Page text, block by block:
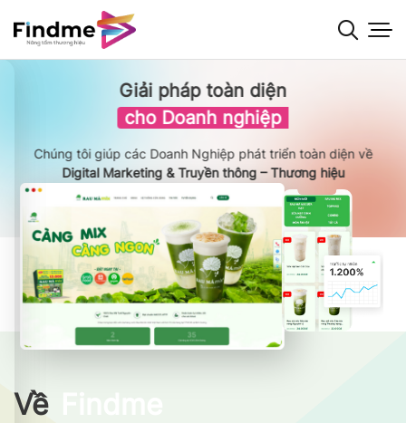
qua
nội
Giải pháp toàn diện
cho Doanh nghiệp
Chúng tôi giúp các Doanh Nghiệp phát triển toàn diện về
Digital Marketing & Truyền thông – Thương hiệu
Về